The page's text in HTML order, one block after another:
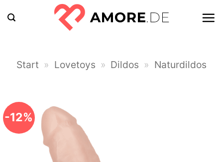
Inhalt
Start » Lovetoys » Dildos » Naturdildos
-12%